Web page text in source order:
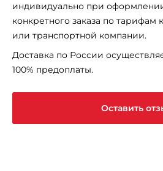
индивидуально при
конкретного заказа по тарифам
или транспортной компании.
Доставка по России
100% предоплаты.
Оставить